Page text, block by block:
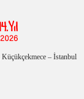
– İstanbul